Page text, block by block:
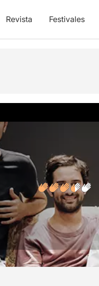
Revista Festivales
Artículos